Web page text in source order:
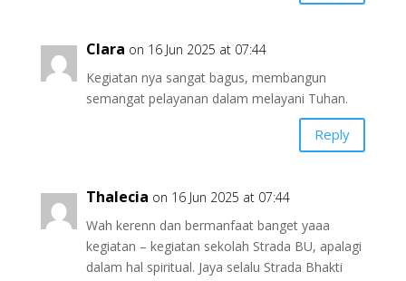
Clara on 16 Jun 2025 at 07:44
Kegiatan nya sangat bagus, membangun
semangat pelayanan dalam melayani Tuhan.
Reply
Thalecia on 16 Jun 2025 at 07:44
Wah kerenn dan bermanfaat banget yaaa
kegiatan – kegiatan sekolah Strada BU, apalagi
dalam hal spiritual. Jaya selalu Strada Bhakti